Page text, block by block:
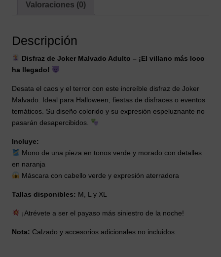
Valoraciones (0)
Descripción
Disfraz de Joker Malvado Adulto – ¡El villano más loco
ha llegado!
Desata el caos y el terror con este increíble disfraz de Joker
Malvado. Ideal para Halloween, fiestas de disfraces o eventos
temáticos. Su diseño colorido y su expresión espeluznante no
pasarán desapercibidos.
Incluye:
Mono de una pieza en tonos verde y morado con detalles
en naranja
Máscara con cabello verde y expresión aterradora
Tallas disponibles: M, L y XL
¡Atrévete a ser el payaso más siniestro de la noche!
Nota: Calzado y accesorios adicionales no incluidos.